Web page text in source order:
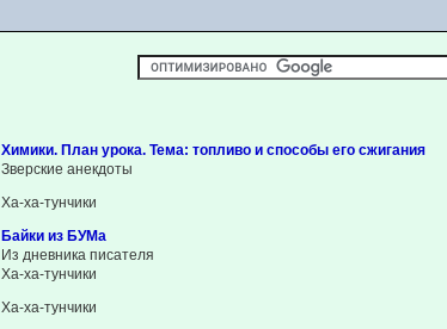
Химики. План урока. Тема: топливо и способы его сжигания
Зверские анекдоты
Ха-ха-тунчики
Байки из БУМа
Из дневника писателя
Ха-ха-тунчики
Ха-ха-тунчики